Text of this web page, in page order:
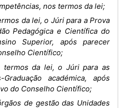
nos termos da lei;
da lei, o Júri para a Prova
Pedagógica e Científica do
Superior, após parecer
Científico;
termos da lei, o Júri para as
académica, após
do Conselho Científico;
de gestão das Unidades